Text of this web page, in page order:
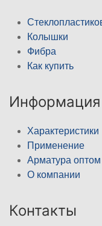
Колышки
Фибра
Как купить
Информация
Характеристики
Применение
Арматура оптом
О компании
Контакты